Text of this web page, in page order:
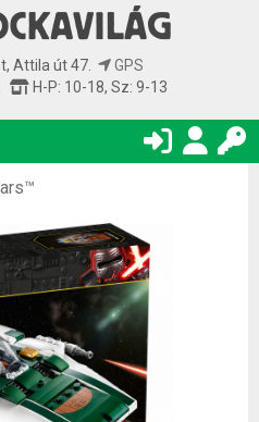
Attila út 47.
GPS
H-P: 10-18, Sz: 9-13